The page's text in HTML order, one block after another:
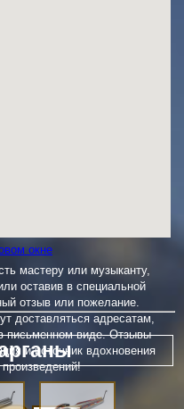
окне
мастеру или музыканту,
оставив в специальной
отзыв или пожелание.
доставляться адресатам,
письменном виде. Отзывы
и источник вдохновения